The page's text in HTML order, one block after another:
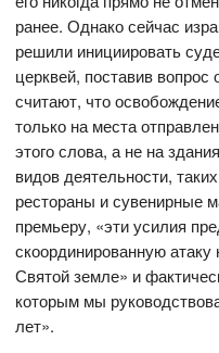
ранее. Однако сейчас
решили инициировать
церквей, поставив
считают, что
только на места
этого слова, а не на
видов деятельности,
рестораны и сувенирные
премьеру, «эти усилия
скоординированную атаку
Святой земле» и
которым мы
лет».